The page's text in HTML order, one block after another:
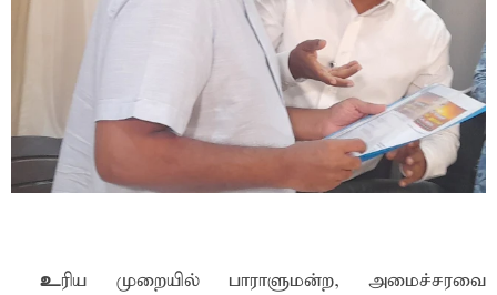
உரிய முறையில் பாராளுமன்ற, அமைச்சரவை